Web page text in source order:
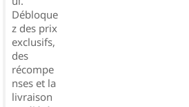
Débloque
z des prix
exclusifs,
des
récompe
nses et la
livraison